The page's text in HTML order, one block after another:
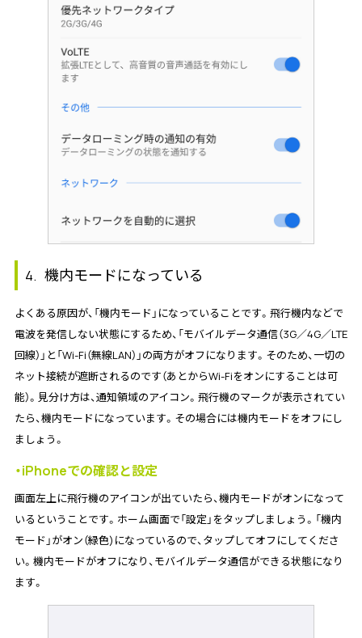
4. 機内モードになっている
よくある原因が、「機内モード」になっていることです。飛行機内などで
電波を発信しない状態にするため、「モバイルデータ通信（3G／4G／LTE
回線）」と「Wi-Fi（無線LAN）」の両方がオフになります。そのため、一切の
ネット接続が遮断されるのです（あとからWi-Fiをオンにすることは可
能）。見分け方は、通知領域のアイコン。飛行機のマークが表示されてい
たら、機内モードになっています。その場合には機内モードをオフにし
ましょう。
・iPhoneでの確認と設定
画面左上に飛行機のアイコンが出ていたら、機内モードがオンになって
いるということです。ホーム画面で「設定」をタップしましょう。「機内
モード」がオン（緑色)になっているので、タップしてオフにしてくださ
い。機内モードがオフになり、モバイルデータ通信ができる状態になり
ます。